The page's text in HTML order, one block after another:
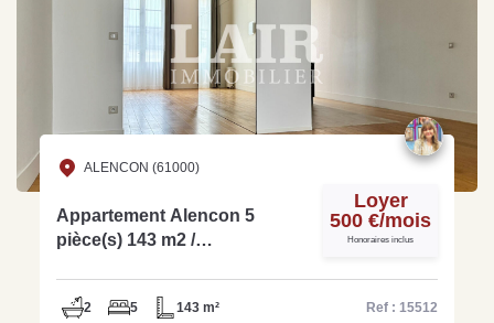
ALENCON (61000)
Appartement Alencon 5
pièce(s) 143 m2 /
Loyer
500 €/mois
Honoraires inclus
2 5 143 m² Ref : 15512